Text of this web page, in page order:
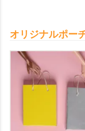
オリジナルポー